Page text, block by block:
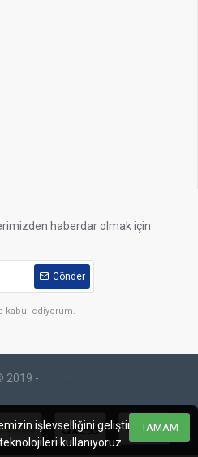
haberdar olmak için
Gönder
kabul ediyorum.
2019 -
TAMAM
işlevselliğini geliştirmek
kullanıyoruz.